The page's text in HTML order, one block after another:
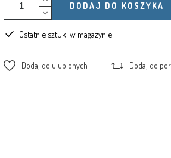
DODAJ DO KOSZYKA
Ostatnie sztuki w magazynie
Dodaj do ulubionych Dodaj do